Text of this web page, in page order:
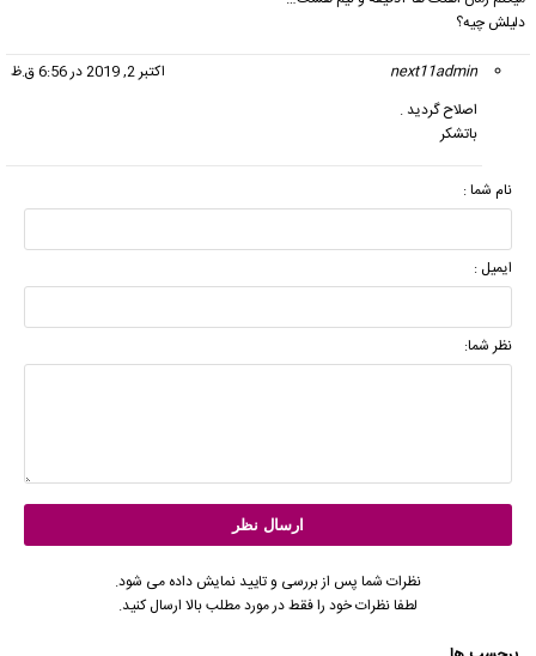
دلیلش چیه؟
next11admin
اکتبر 2, 2019 در 6:56 ق.ظ
اصلاح گردید .
باتشکر
نام شما :
ایمیل :
نظر شما:
نظرات شما پس از بررسی و تایید نمایش داده می شود.
لطفا نظرات خود را فقط در مورد مطلب بالا ارسال کنید.